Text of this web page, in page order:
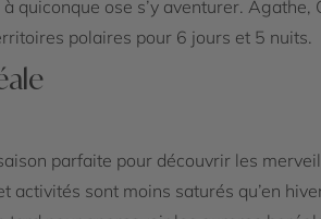
quiconque ose s’y aventurer. Agathe,
polaires pour 6 jours et 5 nuits.
parfaite pour découvrir les
activités sont moins saturés qu’en